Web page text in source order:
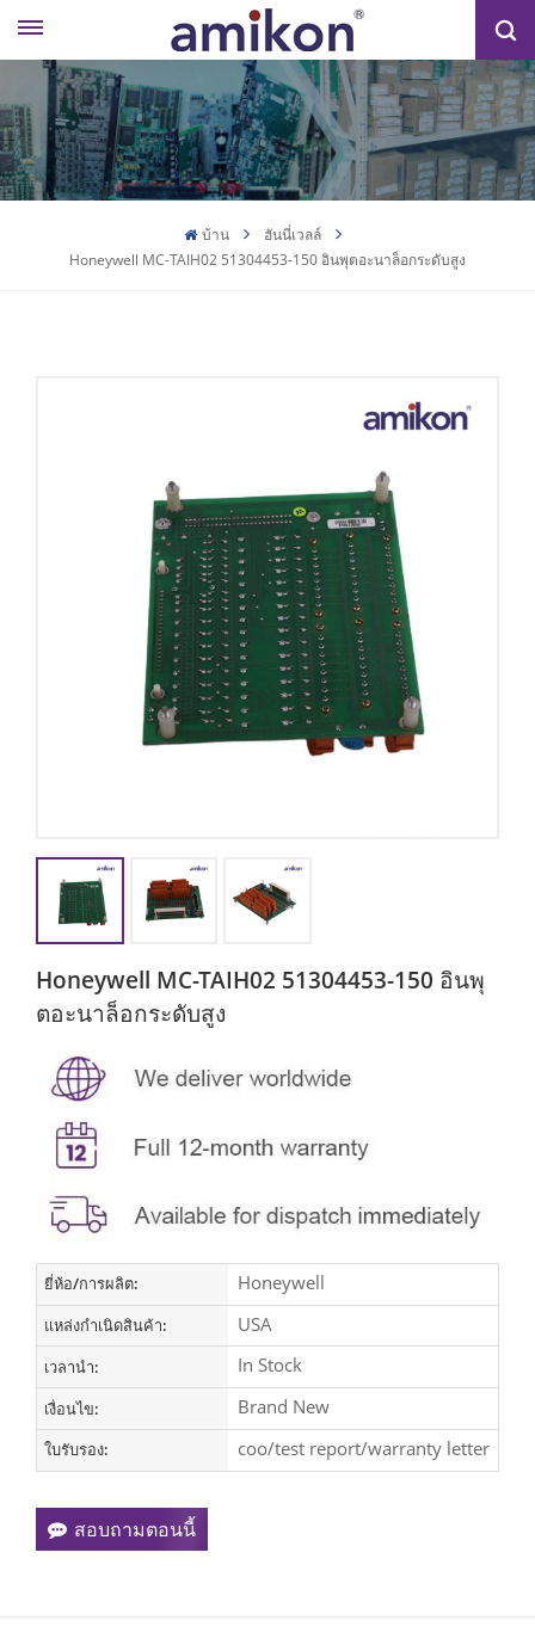
บ้าน
ฮันนี่เวลล์
Honeywell MC-TAIH02 51304453-150 อินพุตอะนาล็อกระดับสูง
Honeywell MC-TAIH02 51304453-150 อินพุ
ตอะนาล็อกระดับสูง
ยี่ห้อ/การผลิต: Honeywell
แหล่งกำเนิดสินค้า: USA
เวลานำ: In Stock
เงื่อนไข: Brand New
ใบรับรอง: coo/test report/warranty letter
สอบถามตอนนี้